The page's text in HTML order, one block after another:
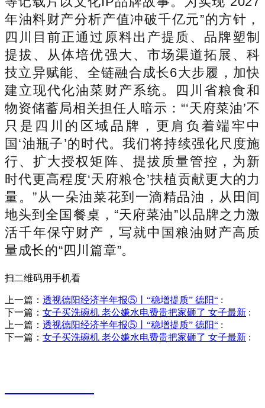
年油料财产分析产值冲破千亿元”的方针，
四川目前正通过原料出产提质、品牌塑制
提拔、从体培优强大、市场渠道拓展、科
技立异赋能、全链融合成长6大步履，加快
建立现代化油菜财产系统。四川省粮食和
物资储蓄局相关担任人暗示：“‘天府菜油’不
只是四川的区域品牌，更肩负着端牢中
国‘油瓶子’的时代。我们将持续强化尺度施
行、扩大授权矩阵、提拔质量管控，为新
时代更高程度‘天府粮仓’扶植贡献更大的力
量。”从一朵油菜花到一滴精品油，从田间
地头到全国餐桌，“天府菜油”以品牌之力激
活千年保守财产，写就中国粮油财产高质
量成长的“四川篇章”。
扫二维码用手机看
上一篇： 透视德阳经济半年报⑤丨“稳增提质” 德阳“ :
下一篇： 女子买洗碗机 老公嫌水电费贵把家砸了 女子最新 :
上一篇： 透视德阳经济半年报⑤丨“稳增提质” 德阳“ :
下一篇： 女子买洗碗机 老公嫌水电费贵把家砸了 女子最新 :